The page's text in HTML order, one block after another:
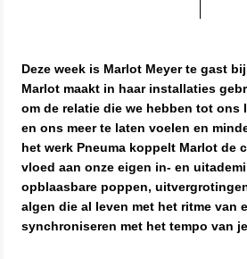
Deze week is Marlot Meyer te gast
Marlot maakt in haar installaties
om de relatie die we hebben tot ons
en ons meer te laten voelen en
het werk Pneuma koppelt Marlot de
vloed aan onze eigen in- en
opblaasbare poppen,
algen die al leven met het ritme van
synchroniseren met het tempo van